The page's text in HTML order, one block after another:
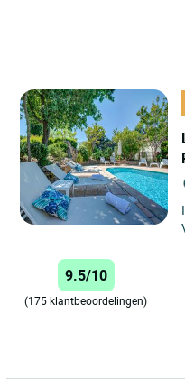
9.5/10
(175 klantbeoordelingen)